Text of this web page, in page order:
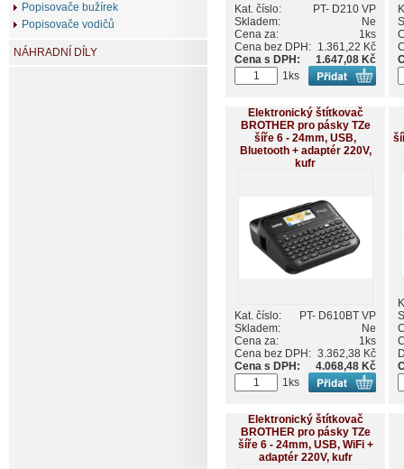
Kat. číslo:
PT- D210 VP
Skladem:
Ne
Cena za:
1ks
Cena bez DPH: 1.361,22 Kč
Cena s DPH:
1.647,08 Kč
1ks
Elektronický štítkovač
BROTHER pro pásky TZe
šíře 6 - 24mm, USB,
Bluetooth + adaptér 220V,
kufr
Kat. číslo:
PT- D610BT VP
Skladem:
Ne
Cena za:
1ks
Cena bez DPH: 3.362,38 Kč
Cena s DPH:
4.068,48 Kč
1ks
Elektronický štítkovač
BROTHER pro pásky TZe
šíře 6 - 24mm, USB, WiFi +
adaptér 220V, kufr
Popisovače bužírek
Popisovače vodičů
NÁHRADNÍ DÍLY